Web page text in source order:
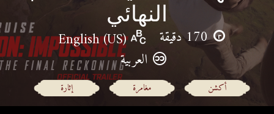
النهائي
170 دقيقة
English (US)
العربية
أكشن مغامرة إثارة